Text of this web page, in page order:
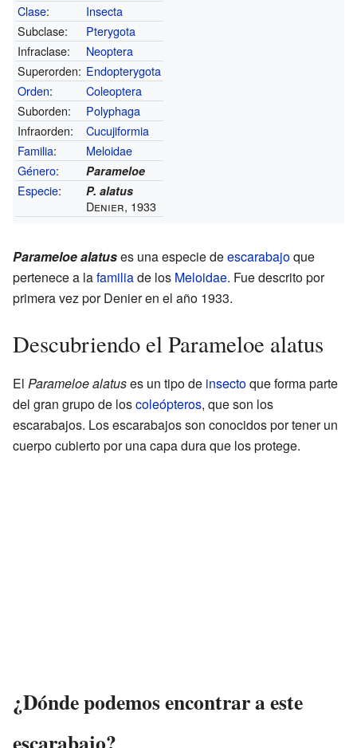
Clase:
Insecta
Subclase:
Pterygota
Infraclase:
Neoptera
Superorden: Endopterygota
Orden:
Coleoptera
Suborden:
Polyphaga
Infraorden:
Cucujiformia
Familia:
Meloidae
Género: Parameloe
Especie: P. alatus
Denier, 1933
Parameloe alatuses una especie deescarabajoque
pertenece a lafamiliade los Meloidae. Fue descrito por
primera vez por Denier en el año 1933.
Descubriendo el Parameloe alatus
El Parameloe alatuses un tipo de insectoque forma parte
del gran grupo de loscoleópteros, que son los
escarabajos. Los escarabajos son conocidos por tener un
cuerpo cubierto por una capa dura que los protege.
¿Dónde podemos encontrar a este